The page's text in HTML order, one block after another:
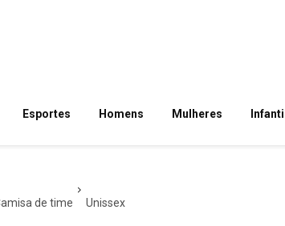
Esportes Homens Mulheres Infantil
camisa de time unissex